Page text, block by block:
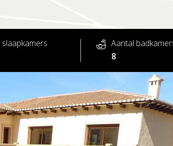
Aantal
8